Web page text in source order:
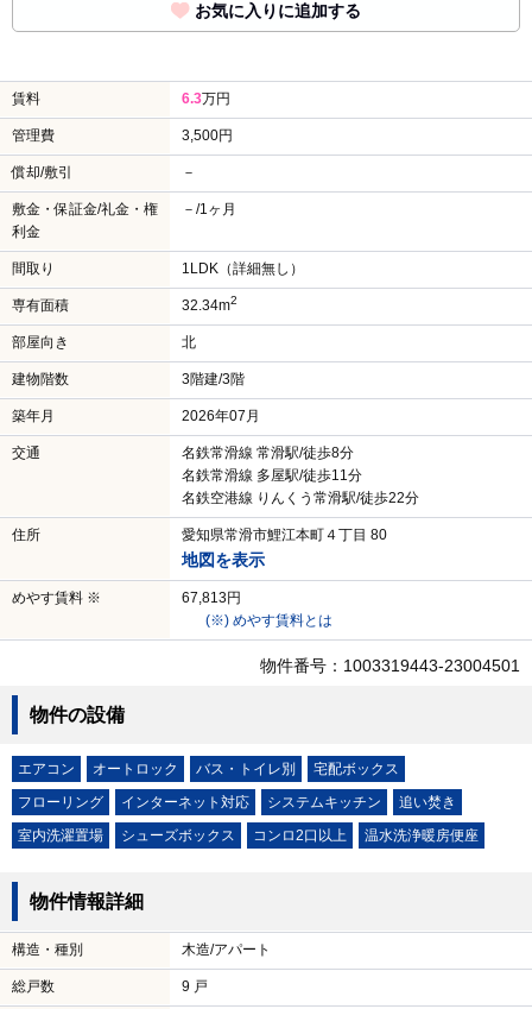
お気に入りに追加する
賃料 6.3万円
管理費 3,500円
償却/敷引 －
敷金・保証金/礼金・権
利金
－/1ヶ月
間取り 1LDK（詳細無し）
専有面積 32.34m2
部屋向き 北
建物階数 3階建/3階
築年月 2026年07月
交通
名鉄常滑線 常滑駅/徒歩8分
名鉄常滑線 多屋駅/徒歩11分
名鉄空港線 りんくう常滑駅/徒歩22分
住所 愛知県常滑市鯉江本町４丁目 80
地図を表示
めやす賃料 ※
67,813円
(※) めやす賃料とは
物件番号：1003319443-23004501
物件の設備
エアコン オートロック バス・トイレ別
宅配ボックス
フローリング
インターネット対応 システムキッチン
追い焚き
室内洗濯置場
シューズボックス コンロ2口以上 温水洗浄暖房便座
物件情報詳細
構造・種別 木造/アパート
総戸数 9 戸